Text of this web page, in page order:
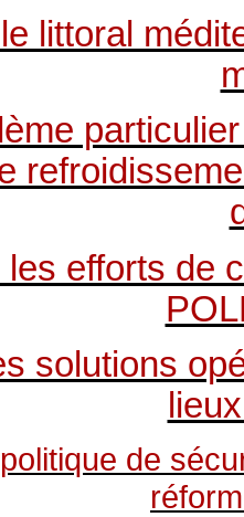
littoral
efforts de
solutions
de